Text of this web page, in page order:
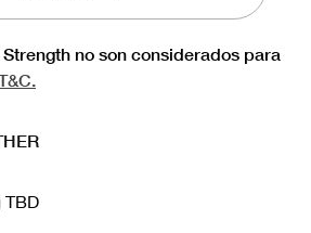
no son considerados para
TBD